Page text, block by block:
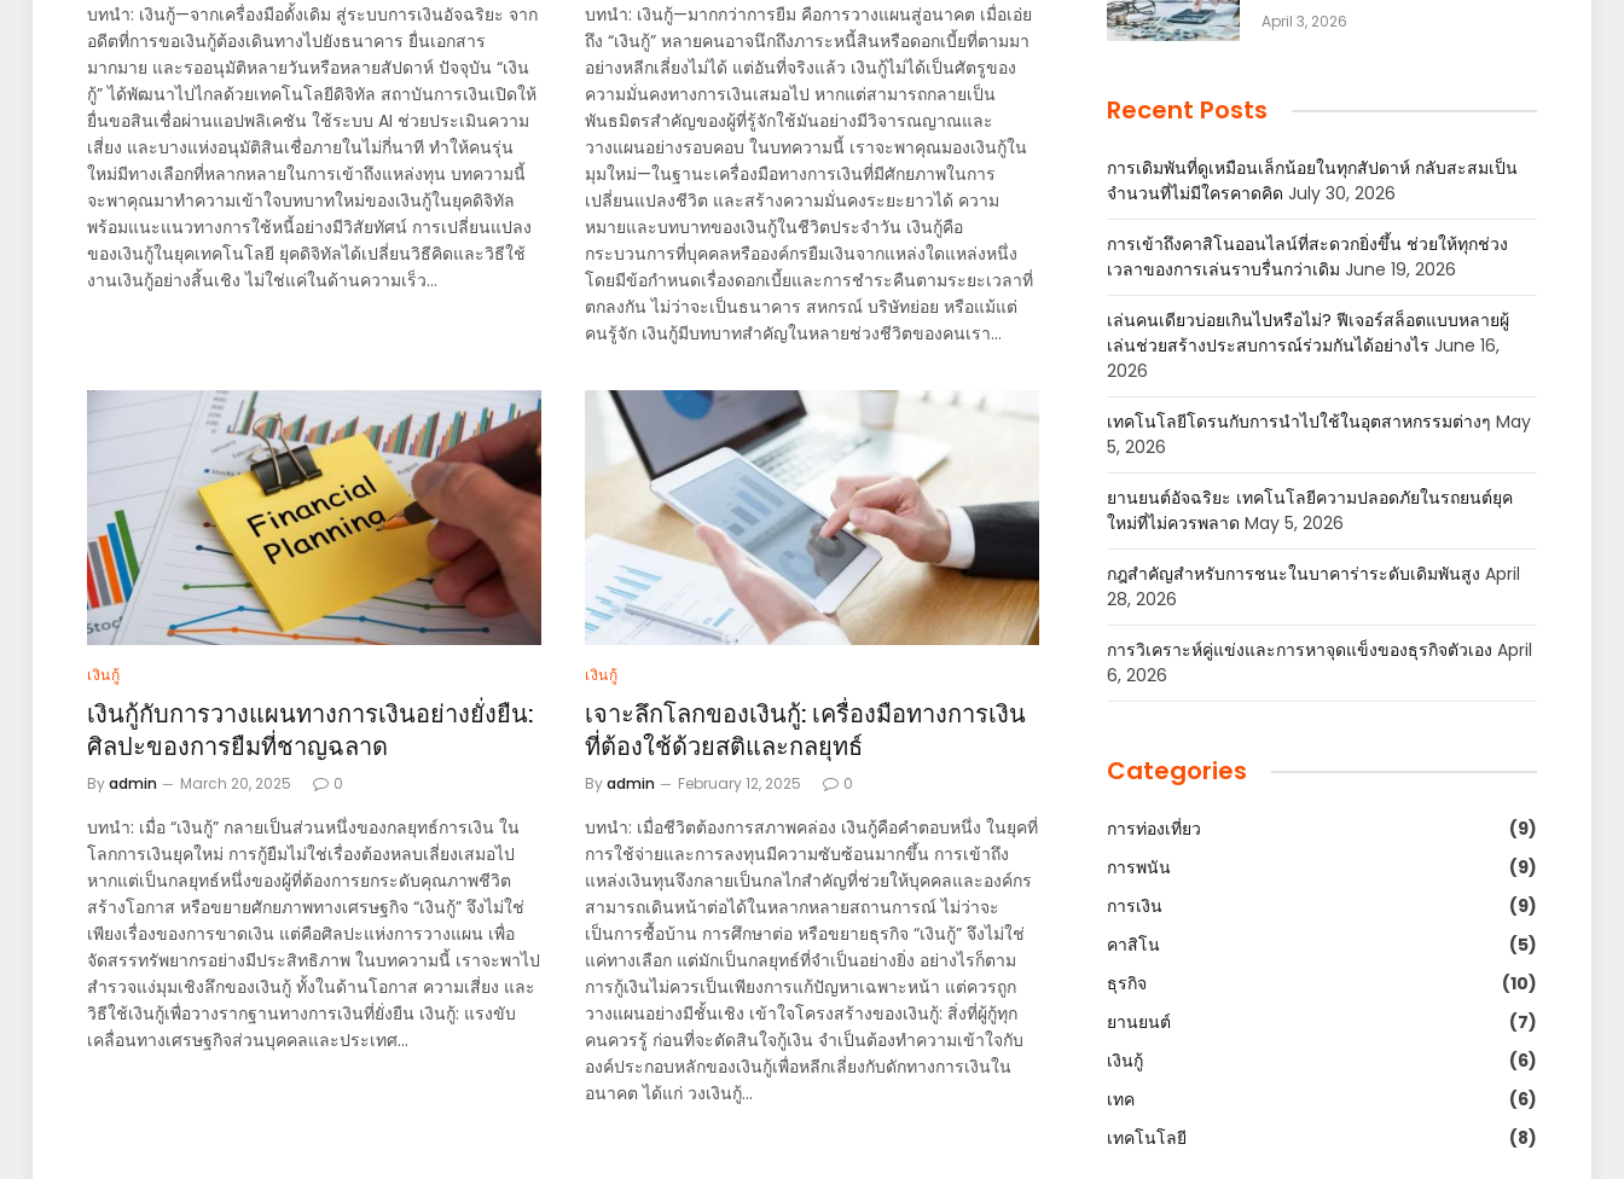
บทนำ: เงินกู้—จากเครื่องมือดั้งเดิม สู่ระบบการเงินอัจฉริยะ จาก
อดีตที่การขอเงินกู้ต้องเดินทางไปยังธนาคาร ยื่นเอกสาร
มากมาย และรออนุมัติหลายวันหรือหลายสัปดาห์ ปัจจุบัน “เงิน
กู้” ได้พัฒนาไปไกลด้วยเทคโนโลยีดิจิทัล สถาบันการเงินเปิดให้
ยื่นขอสินเชื่อผ่านแอปพลิเคชัน ใช้ระบบ AI ช่วยประเมินความ
เสี่ยง และบางแห่งอนุมัติสินเชื่อภายในไม่กี่นาที ทำให้คนรุ่น
ใหม่มีทางเลือกที่หลากหลายในการเข้าถึงแหล่งทุน บทความนี้
จะพาคุณมาทำความเข้าใจบทบาทใหม่ของเงินกู้ในยุคดิจิทัล
พร้อมแนะแนวทางการใช้หนี้อย่างมีวิสัยทัศน์ การเปลี่ยนแปลง
ของเงินกู้ในยุคเทคโนโลยี ยุคดิจิทัลได้เปลี่ยนวิธีคิดและวิธีใช้
งานเงินกู้อย่างสิ้นเชิง ไม่ใช่แค่ในด้านความเร็ว…
บทนำ: เงินกู้—มากกว่าการยืม คือการวางแผนสู่อนาคต เมื่อเอ่ย
ถึง “เงินกู้” หลายคนอาจนึกถึงภาระหนี้สินหรือดอกเบี้ยที่ตามมา
อย่างหลีกเลี่ยงไม่ได้ แต่อันที่จริงแล้ว เงินกู้ไม่ได้เป็นศัตรูของ
ความมั่นคงทางการเงินเสมอไป หากแต่สามารถกลายเป็น
พันธมิตรสำคัญของผู้ที่รู้จักใช้มันอย่างมีวิจารณญาณและ
วางแผนอย่างรอบคอบ ในบทความนี้ เราจะพาคุณมองเงินกู้ใน
มุมใหม่—ในฐานะเครื่องมือทางการเงินที่มีศักยภาพในการ
เปลี่ยนแปลงชีวิต และสร้างความมั่นคงระยะยาวได้ ความ
หมายและบทบาทของเงินกู้ในชีวิตประจำวัน เงินกู้คือ
กระบวนการที่บุคคลหรือองค์กรยืมเงินจากแหล่งใดแหล่งหนึ่ง
โดยมีข้อกำหนดเรื่องดอกเบี้ยและการชำระคืนตามระยะเวลาที่
ตกลงกัน ไม่ว่าจะเป็นธนาคาร สหกรณ์ บริษัทย่อย หรือแม้แต่
คนรู้จัก เงินกู้มีบทบาทสำคัญในหลายช่วงชีวิตของคนเรา…
เงินกู้
เงินกู้กับการวางแผนทางการเงินอย่างยั่งยืน:
ศิลปะของการยืมที่ชาญฉลาด
Byadmin March 20, 2025 0
บทนำ: เมื่อ “เงินกู้” กลายเป็นส่วนหนึ่งของกลยุทธ์การเงิน ใน
โลกการเงินยุคใหม่ การกู้ยืมไม่ใช่เรื่องต้องหลบเลี่ยงเสมอไป
หากแต่เป็นกลยุทธ์หนึ่งของผู้ที่ต้องการยกระดับคุณภาพชีวิต
สร้างโอกาส หรือขยายศักยภาพทางเศรษฐกิจ “เงินกู้” จึงไม่ใช่
เพียงเรื่องของการขาดเงิน แต่คือศิลปะแห่งการวางแผน เพื่อ
จัดสรรทรัพยากรอย่างมีประสิทธิภาพ ในบทความนี้ เราจะพาไป
สำรวจแง่มุมเชิงลึกของเงินกู้ ทั้งในด้านโอกาส ความเสี่ยง และ
วิธีใช้เงินกู้เพื่อวางรากฐานทางการเงินที่ยั่งยืน เงินกู้: แรงขับ
เคลื่อนทางเศรษฐกิจส่วนบุคคลและประเทศ…
เงินกู้
เจาะลึกโลกของเงินกู้: เครื่องมือทางการเงิน
ที่ต้องใช้ด้วยสติและกลยุทธ์
Byadmin February 12, 2025 0
บทนำ: เมื่อชีวิตต้องการสภาพคล่อง เงินกู้คือคำตอบหนึ่ง ในยุคที่
การใช้จ่ายและการลงทุนมีความซับซ้อนมากขึ้น การเข้าถึง
แหล่งเงินทุนจึงกลายเป็นกลไกสำคัญที่ช่วยให้บุคคลและองค์กร
สามารถเดินหน้าต่อได้ในหลากหลายสถานการณ์ ไม่ว่าจะ
เป็นการซื้อบ้าน การศึกษาต่อ หรือขยายธุรกิจ “เงินกู้” จึงไม่ใช่
แค่ทางเลือก แต่มักเป็นกลยุทธ์ที่จำเป็นอย่างยิ่ง อย่างไรก็ตาม
การกู้เงินไม่ควรเป็นเพียงการแก้ปัญหาเฉพาะหน้า แต่ควรถูก
วางแผนอย่างมีชั้นเชิง เข้าใจโครงสร้างของเงินกู้: สิ่งที่ผู้กู้ทุก
คนควรรู้ ก่อนที่จะตัดสินใจกู้เงิน จำเป็นต้องทำความเข้าใจกับ
องค์ประกอบหลักของเงินกู้เพื่อหลีกเลี่ยงกับดักทางการเงินใน
อนาคต ได้แก่ วงเงินกู้…
April 3, 2026
Recent Posts
การเดิมพันที่ดูเหมือนเล็กน้อยในทุกสัปดาห์ กลับสะสมเป็น
จำนวนที่ไม่มีใครคาดคิด July 30, 2026
การเข้าถึงคาสิโนออนไลน์ที่สะดวกยิ่งขึ้น ช่วยให้ทุกช่วง
เวลาของการเล่นราบรื่นกว่าเดิม June 19, 2026
เล่นคนเดียวบ่อยเกินไปหรือไม่? ฟีเจอร์สล็อตแบบหลายผู้
เล่นช่วยสร้างประสบการณ์ร่วมกันได้อย่างไร June 16,
2026
เทคโนโลยีโดรนกับการนำไปใช้ในอุตสาหกรรมต่างๆ May
5, 2026
ยานยนต์อัจฉริยะ เทคโนโลยีความปลอดภัยในรถยนต์ยุค
ใหม่ที่ไม่ควรพลาด May 5, 2026
กฎสำคัญสำหรับการชนะในบาคาร่าระดับเดิมพันสูง April
28, 2026
การวิเคราะห์คู่แข่งและการหาจุดแข็งของธุรกิจตัวเอง April
6, 2026
Categories
การท่องเที่ยว
(9)
การพนัน
(9)
การเงิน
(9)
คาสิโน
(5)
ธุรกิจ
(10)
ยานยนต์
(7)
เงินกู้
(6)
เทค
(6)
เทคโนโลยี
(8)